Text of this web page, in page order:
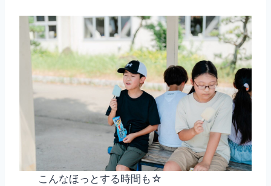
こんなほっとする時間も☆